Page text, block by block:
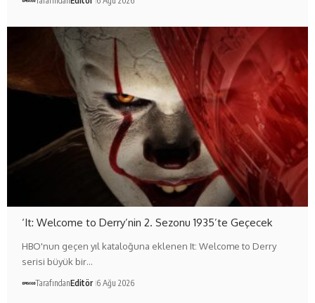
‘It: Welcome to Derry’nin 2. Sezonu 1935’te Geçecek
HBO'nun geçen yıl kataloğuna eklenen It: Welcome to Derry
serisi büyük bir…
TarafındanEditör 6 Ağu 2026